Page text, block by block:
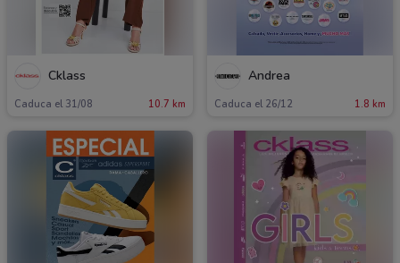
Cklass
Caduca el 31/08 10.7 km
Andrea
Caduca el 26/12 1.8 km